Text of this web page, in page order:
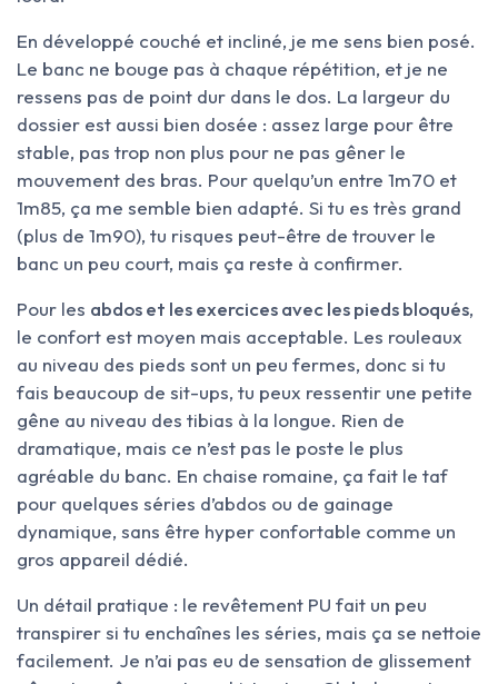
En développé couché et incliné, je me sens bien posé.
Le banc ne bouge pas à chaque répétition, et je ne
ressens pas de point dur dans le dos. La largeur du
dossier est aussi bien dosée : assez large pour être
stable, pas trop non plus pour ne pas gêner le
mouvement des bras. Pour quelqu’un entre 1m70 et
1m85, ça me semble bien adapté. Si tu es très grand
(plus de 1m90), tu risques peut-être de trouver le
banc un peu court, mais ça reste à confirmer.
Pour les abdos et les exercices avec les pieds bloqués,
le confort est moyen mais acceptable. Les rouleaux
au niveau des pieds sont un peu fermes, donc si tu
fais beaucoup de sit-ups, tu peux ressentir une petite
gêne au niveau des tibias à la longue. Rien de
dramatique, mais ce n’est pas le poste le plus
agréable du banc. En chaise romaine, ça fait le taf
pour quelques séries d’abdos ou de gainage
dynamique, sans être hyper confortable comme un
gros appareil dédié.
Un détail pratique : le revêtement PU fait un peu
transpirer si tu enchaînes les séries, mais ça se nettoie
facilement. Je n’ai pas eu de sensation de glissement